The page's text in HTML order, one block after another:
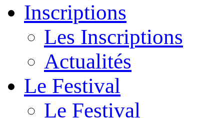
Inscriptions
Les Inscriptions
Actualités
Le Festival
Le Festival